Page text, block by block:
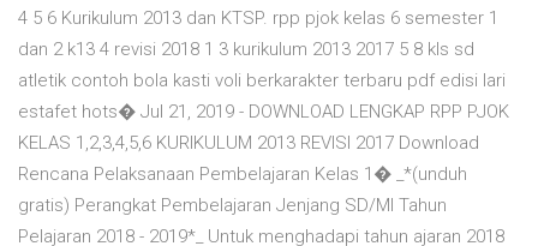
4 5 6 Kurikulum 2013 dan KTSP. rpp pjok kelas 6 semester 1
dan 2 k13 4 revisi 2018 1 3 kurikulum 2013 2017 5 8 kls sd
atletik contoh bola kasti voli berkarakter terbaru pdf edisi lari
estafet hots� Jul 21, 2019 - DOWNLOAD LENGKAP RPP PJOK
KELAS 1,2,3,4,5,6 KURIKULUM 2013 REVISI 2017 Download
Rencana Pelaksanaan Pembelajaran Kelas 1� _*(unduh
gratis) Perangkat Pembelajaran Jenjang SD/MI Tahun
Pelajaran 2018 - 2019*_ Untuk menghadapi tahun ajaran 2018